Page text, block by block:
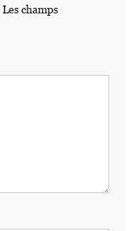
Les champs